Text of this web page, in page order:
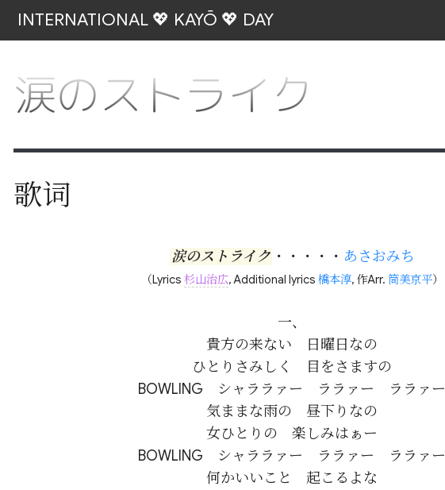
INTERNATIONAL 💖 KAYŌ 💖 DAY
涙のストライク
歌词
涙のストライク ・・・・・ あさおみち
（Lyrics杉山治広, Additional lyrics橋本淳, 作Arr.筒美京平）
一、
貴方の来ない　日曜日なの
ひとりさみしく　目をさますの
BOWLING　シャララァー　ララァー　ララァー
気ままな雨の　昼下りなの
女ひとりの　楽しみはぁー
BOWLING　シャララァー　ララァー　ララァー
何かいいこと　起こるよな